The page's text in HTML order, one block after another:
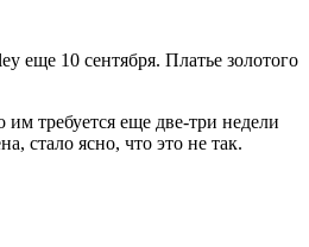
еще 10 сентября. Платье золотого
им требуется еще две-три недели
стало ясно, что это не так.